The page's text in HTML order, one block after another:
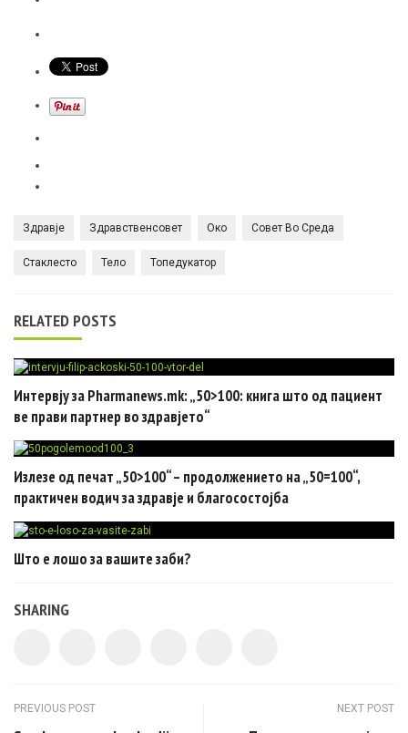
Здравје Здравственсовет Око Совет Во Среда
Стаклесто Тело Топедукатор
RELATED POSTS
Интервју за Pharmanews.mk: „50>100: книга што од пациент
ве прави партнер во здравјето“
Излезе од печат „50>100“ – продолжението на „50=100“,
практичен водич за здравје и благосостојба
Што е лошо за вашите заби?
SHARING
Post navigation
PREVIOUS POST NEXT POST